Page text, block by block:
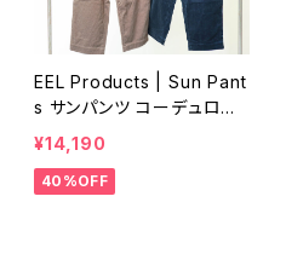
EEL Products | Sun Pant
s サンパンツ コーデュロイ
イールプロダクツ E-242
¥14,190
40%OFF